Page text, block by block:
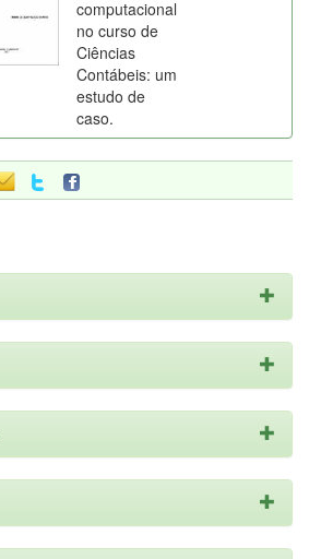
computacional
no curso de
Ciências
Contábeis: um
estudo de
caso.